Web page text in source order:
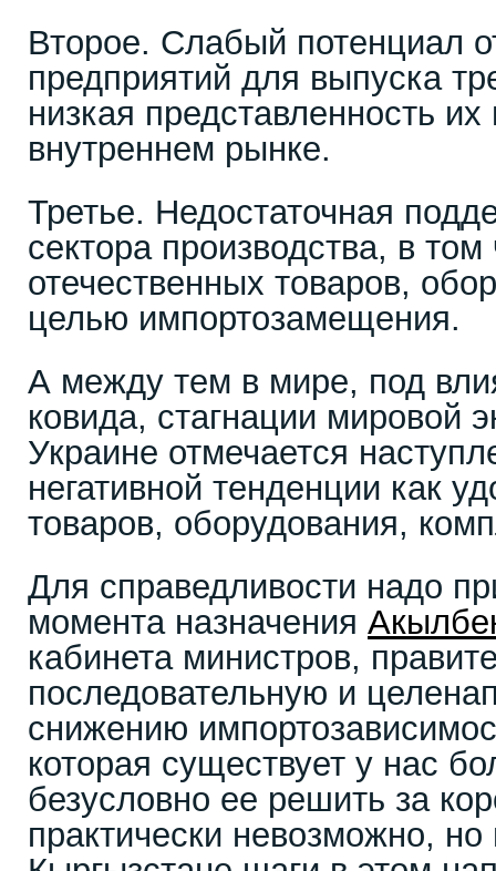
Второе. Слабый потенциал
предприятий для выпуска
низкая представленность
внутреннем рынке.
Третье. Недостаточная
сектора производства, в
отечественных товаров,
целью импортозамещения.
А между тем в мире, под
ковида, стагнации мировой
Украине отмечается
негативной тенденции как
товаров, оборудования,
Для справедливости надо
момента назначения
кабинета министров,
последовательную и
снижению
которая существует у нас
безусловно ее решить за
практически невозможно,